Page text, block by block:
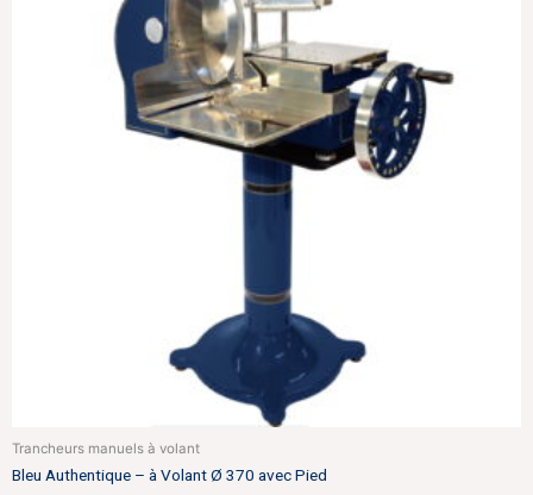
Trancheurs manuels à volant
Bleu Authentique – à Volant Ø 370 avec Pied